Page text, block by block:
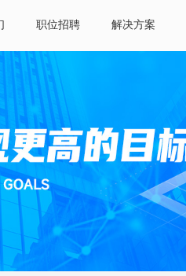
职位招聘 解决方案